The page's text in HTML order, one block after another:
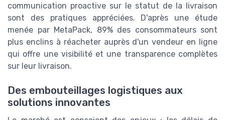
communication proactive sur le statut de la livraison
sont des pratiques appréciées. D'après une étude
menée par MetaPack, 89% des consommateurs sont
plus enclins à réacheter auprès d'un vendeur en ligne
qui offre une visibilité et une transparence complètes
sur leur livraison.
Des embouteillages logistiques aux
solutions innovantes